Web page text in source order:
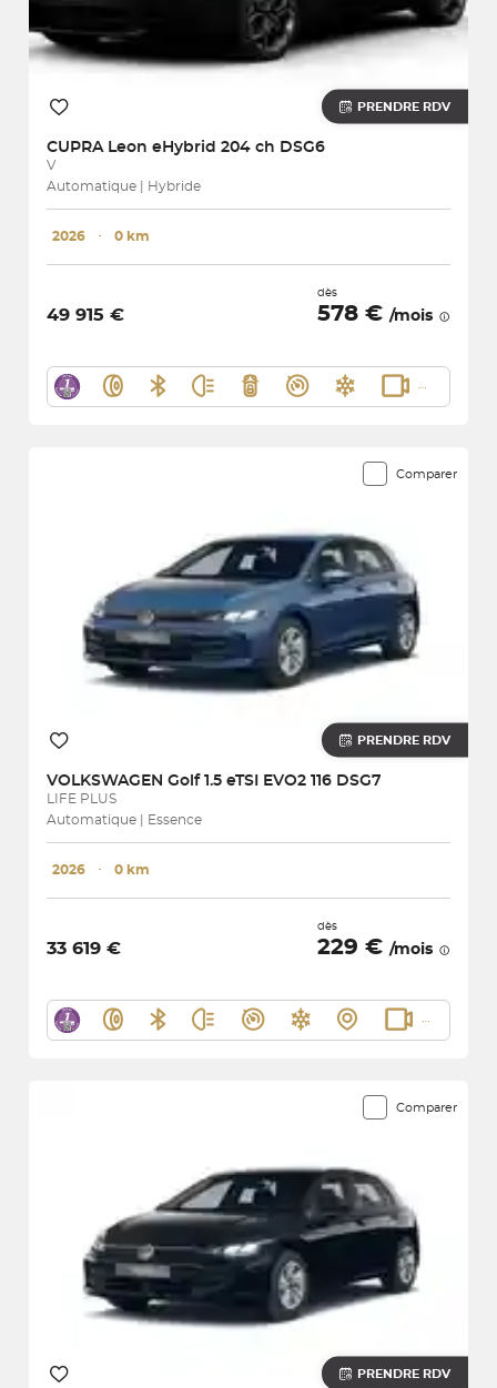
PRENDRE RDV
CUPRA Leon eHybrid 204 ch DSG6
V
Automatique | Hybride
2026 ･ 0 km
49 915 €
dès
578 € /mois
Comparer
PRENDRE RDV
VOLKSWAGEN Golf 1.5 eTSI EVO2 116 DSG7
LIFE PLUS
Automatique | Essence
2026 ･ 0 km
33 619 €
dès
229 € /mois
Comparer
PRENDRE RDV